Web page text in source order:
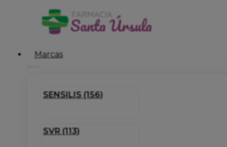
Marcas
SENSILIS (156)
SVR (113)